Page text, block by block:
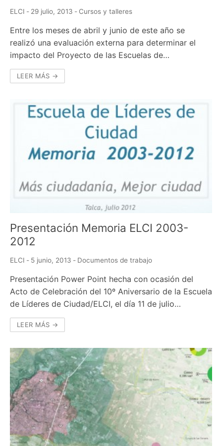
ELCI - 29 julio, 2013 - Cursos y talleres
Entre los meses de abril y junio de este año se
realizó una evaluación externa para determinar el
impacto del Proyecto de las Escuelas de…
LEER MÁS →
Presentación Memoria ELCI 2003-
2012
ELCI - 5 junio, 2013 - Documentos de trabajo
Presentación Power Point hecha con ocasión del
Acto de Celebración del 10º Aniversario de la Escuela
de Líderes de Ciudad/ELCI, el día 11 de julio…
LEER MÁS →